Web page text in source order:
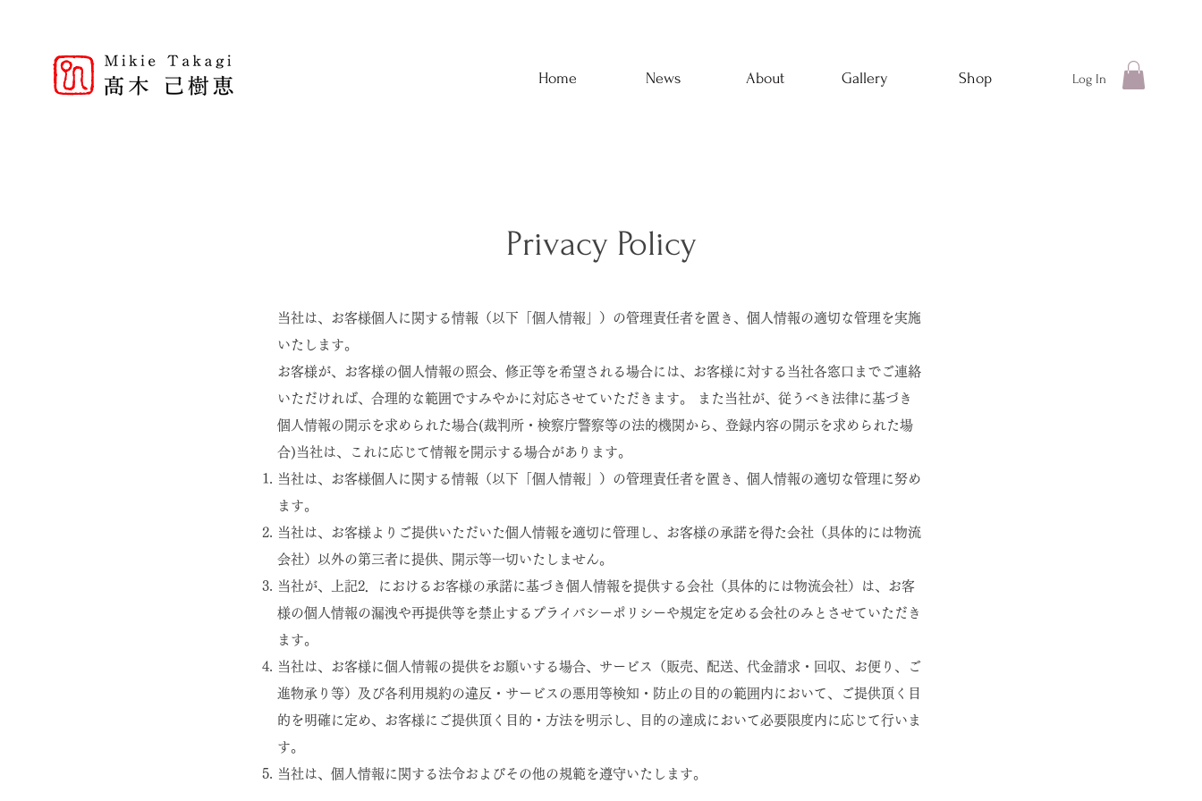
Home News About Gallery Shop Log In
Privacy Policy
当社は、お客様個人に関する情報（以下「個人情報」）の管理責任者を置き、個人情報の適切な管理を実施
いたします。​
お客様が、お客様の個人情報の照会、修正等を希望される場合には、お客様に対する当社各窓口までご連絡
いただければ、合理的な範囲ですみやかに対応させていただきます。 また当社が、従うべき法律に基づき
個人情報の開示を求められた場合(裁判所・検察庁警察等の法的機関から、登録内容の開示を求められた場
合)当社は、これに応じて情報を開示する場合があります。
当社は、お客様個人に関する情報（以下「個人情報」）の管理責任者を置き、個人情報の適切な管理に努め
ます。
当社は、お客様よりご提供いただいた個人情報を適切に管理し、お客様の承諾を得た会社（具体的には物流
会社）以外の第三者に提供、開示等一切いたしません。
当社が、上記2．におけるお客様の承諾に基づき個人情報を提供する会社（具体的には物流会社）は、お客
様の個人情報の漏洩や再提供等を禁止するプライバシーポリシーや規定を定める会社のみとさせていただき
ます。
当社は、お客様に個人情報の提供をお願いする場合、サービス（販売、配送、代金請求・回収、お便り、ご
進物承り等）及び各利用規約の違反・サービスの悪用等検知・防止の目的の範囲内において、ご提供頂く目
的を明確に定め、お客様にご提供頂く目的・方法を明示し、目的の達成において必要限度内に応じて行いま
す。
当社は、個人情報に関する法令およびその他の規範を遵守いたします。